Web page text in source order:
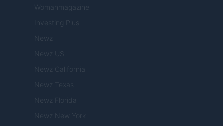
Womanmagazine
Investing Plus
Newz
Newz US
Newz California
Newz Texas
Newz Florida
Newz New York